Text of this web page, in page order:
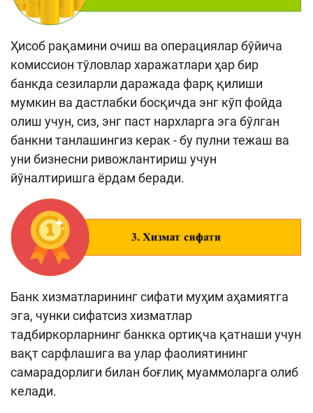
Ҳисоб рақамини очиш ва операциялар бўйича
комиссион тўловлар харажатлари ҳар бир
банкда сезиларли даражада фарқ қилиши
мумкин ва дастлабки босқичда энг кўп фойда
олиш учун, сиз, энг паст нархларга эга бўлган
банкни танлашингиз керак - бу пулни тежаш ва
уни бизнесни ривожлантириш учун
йўналтиришга ёрдам беради.
Банк хизматларининг сифати муҳим аҳамиятга
эга, чунки сифатсиз хизматлар
тадбиркорларнинг банкка ортиқча қатнаши учун
вақт сарфлашига ва улар фаолиятининг
самарадорлиги билан боғлиқ муаммоларга олиб
келади.